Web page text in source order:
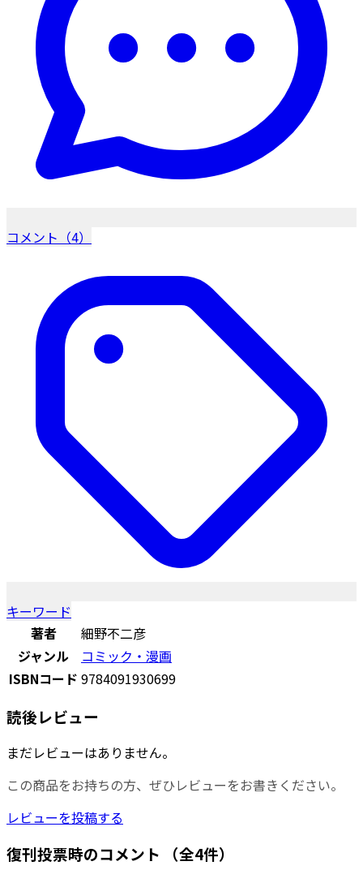
コメント（4）
キーワード
著者
細野不二彦
ジャンル
コミック・漫画
ISBNコード 9784091930699
読後レビュー
まだレビューはありません。
この商品をお持ちの方、ぜひレビューをお書きください。
レビューを投稿する
復刊投票時のコメント （全4件）